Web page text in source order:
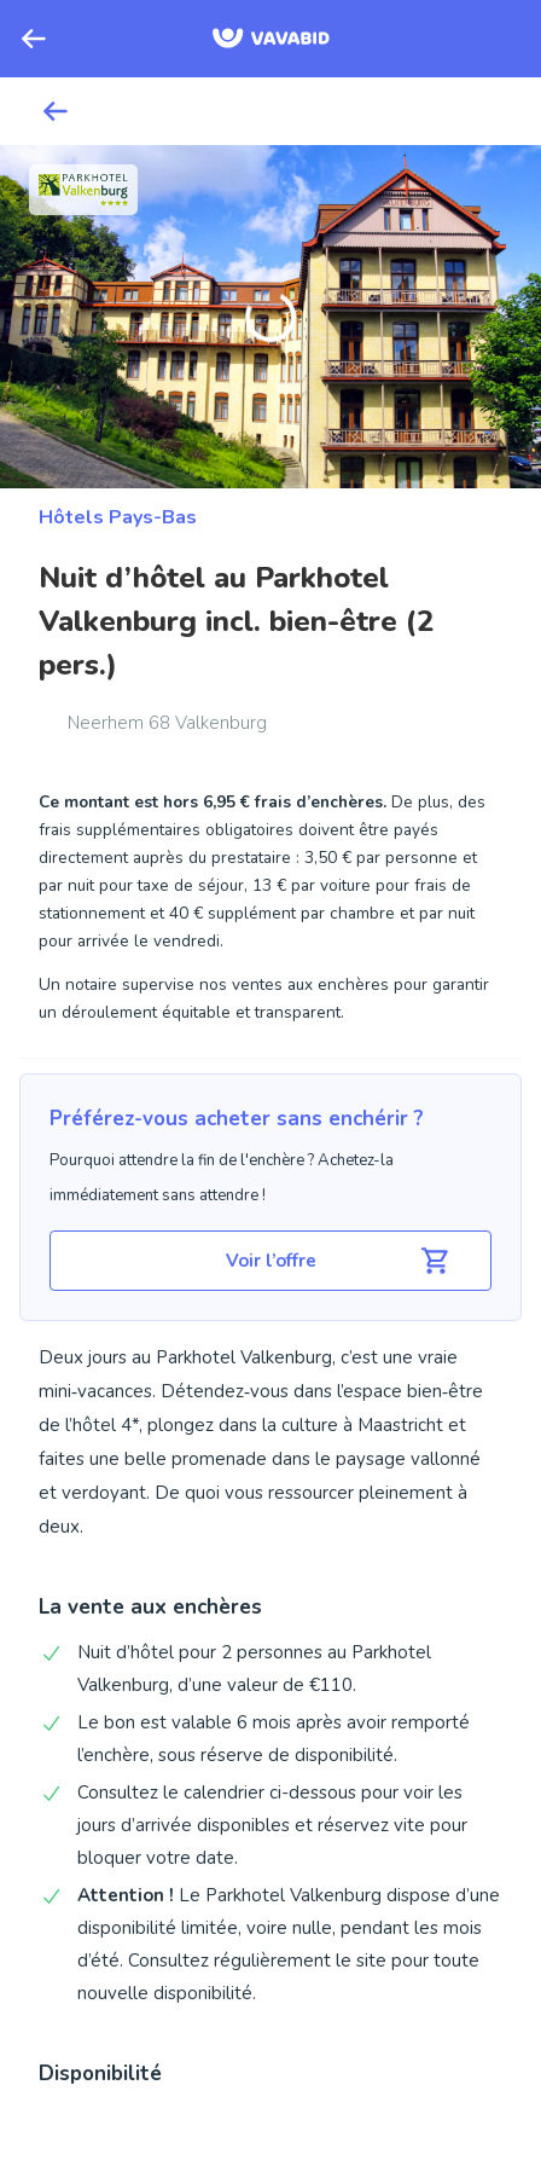
Hôtels Pays-Bas
Nuit d’hôtel au Parkhotel
Valkenburg incl. bien-être (2
pers.)
Neerhem 68 Valkenburg
Ce montant est hors 6,95 €frais d’enchères. De plus, des
frais supplémentaires obligatoires doivent être payés
directement auprès du prestataire : 3,50 € par personne et
par nuit pour taxe de séjour, 13 € par voiture pour frais de
stationnement et 40 € supplément par chambre et par nuit
pour arrivée le vendredi.
Un notaire supervise nos ventes aux enchères pour garantir
un déroulement équitable et transparent.
Préférez-vous acheter sans enchérir ?
Pourquoi attendre la fin de l'enchère ? Achetez-la
immédiatement sans attendre !
Voir l’offre
Deux jours au Parkhotel Valkenburg, c’est une vraie
mini‑vacances. Détendez‑vous dans l’espace bien‑être
de l’hôtel 4*, plongez dans la culture à Maastricht et
faites une belle promenade dans le paysage vallonné
et verdoyant. De quoi vous ressourcer pleinement à
deux.
La vente aux enchères
Nuit d’hôtel pour 2 personnes au Parkhotel
Valkenburg, d’une valeur de €110.
Le bon est valable 6 mois après avoir remporté
l’enchère, sous réserve de disponibilité.
Consultez le calendrier ci-dessous pour voir les
jours d’arrivée disponibles et réservez vite pour
bloquer votre date.
Attention ! Le Parkhotel Valkenburg dispose d’une
disponibilité limitée, voire nulle, pendant les mois
d’été. Consultez régulièrement le site pour toute
nouvelle disponibilité.
Disponibilité